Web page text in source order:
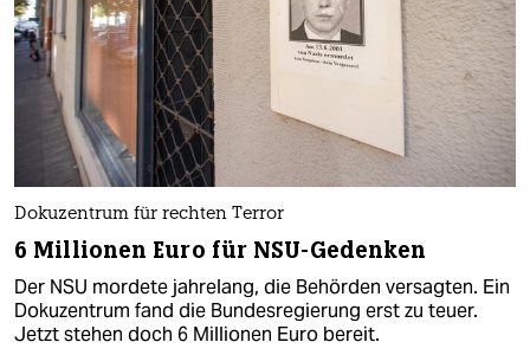
Dokuzentrum für rechten Terror
6 Millionen Euro für NSU-Gedenken
Der NSU mordete jahrelang, die Behörden versagten. Ein
Dokuzentrum fand die Bundesregierung erst zu teuer.
Jetzt stehen doch 6 Millionen Euro bereit.